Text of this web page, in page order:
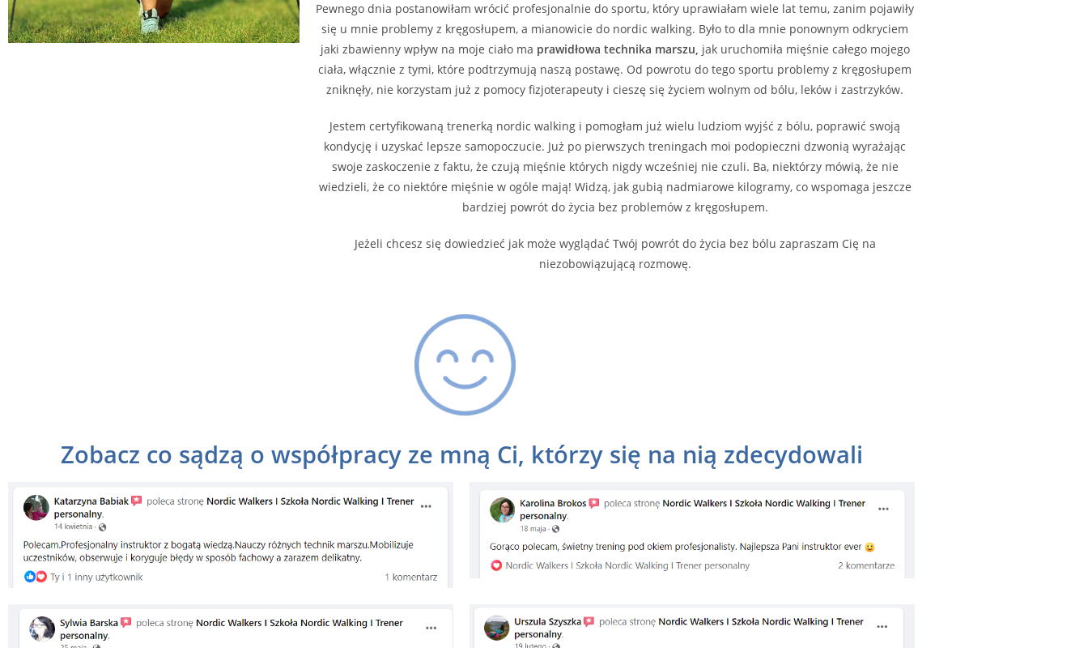
Pewnego dnia postanowiłam wrócić profesjonalnie do sportu, który uprawiałam wiele lat temu, zanim pojawiły
się u mnie problemy z kręgosłupem, a mianowicie do nordic walking. Było to dla mnie ponownym odkryciem
jaki zbawienny wpływ na moje ciało ma prawidłowa technika marszu, jak uruchomiła mięśnie całego mojego
ciała, włącznie z tymi, które podtrzymują naszą postawę. Od powrotu do tego sportu problemy z kręgosłupem
zniknęły, nie korzystam już z pomocy fizjoterapeuty i cieszę się życiem wolnym od bólu, leków i zastrzyków.
Jestem certyfikowaną trenerką nordic walking i pomogłam już wielu ludziom wyjść z bólu, poprawić swoją
kondycję i uzyskać lepsze samopoczucie. Już po pierwszych treningach moi podopieczni dzwonią wyrażając
swoje zaskoczenie z faktu, że czują mięśnie których nigdy wcześniej nie czuli. Ba, niektórzy mówią, że nie
wiedzieli, że co niektóre mięśnie w ogóle mają! Widzą, jak gubią nadmiarowe kilogramy, co wspomaga jeszcze
bardziej powrót do życia bez problemów z kręgosłupem.
Jeżeli chcesz się dowiedzieć jak może wyglądać Twój powrót do życia bez bólu zapraszam Cię na
niezobowiązującą rozmowę.
Zobacz co sądzą o współpracy ze mną Ci, którzy się na nią zdecydowali